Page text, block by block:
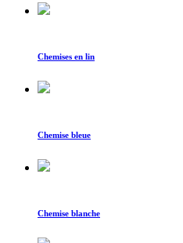
Chemises en lin
Chemise bleue
Chemise blanche